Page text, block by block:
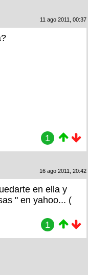
11 ago 2011, 00:37
1
16 ago 2011, 20:42
en ella y
" en yahoo... (
1